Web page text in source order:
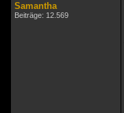
Samantha
Beiträge: 12.569